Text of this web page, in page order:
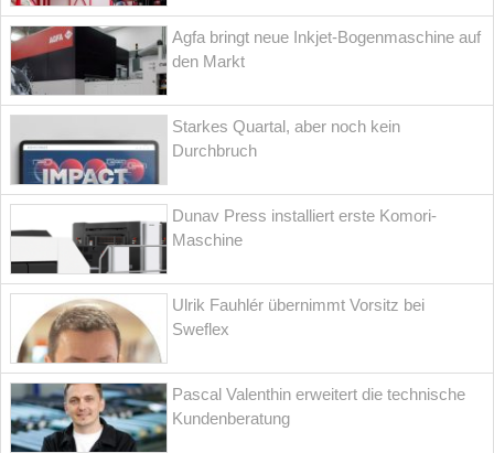
Agfa bringt neue Inkjet-Bogenmaschine auf
den Markt
Starkes Quartal, aber noch kein
Durchbruch
Dunav Press installiert erste Komori-
Maschine
Ulrik Fauhlér übernimmt Vorsitz bei
Sweflex
Pascal Valenthin erweitert die technische
Kundenberatung